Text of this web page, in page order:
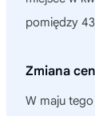
pomiędzy
Zmiana
W maju